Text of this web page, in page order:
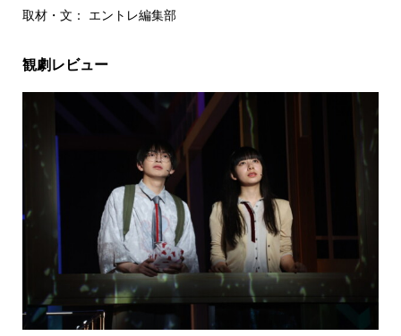
取材・文： エントレ編集部
観劇レビュー